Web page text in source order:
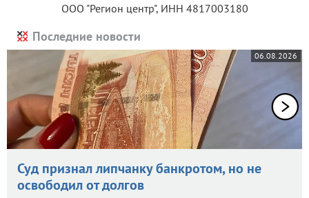
ООО "Регион центр", ИНН 4817003180
Последние новости
06.08.2026
Суд признал липчанку банкротом, но не
освободил от долгов